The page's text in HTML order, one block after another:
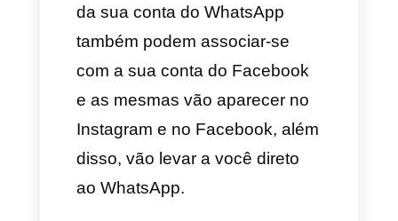
É por isso que recomendamos
com os olhos fechados o uso
dos anúncios para o WhatsApp,
especialmente para as
empresas que oferecem